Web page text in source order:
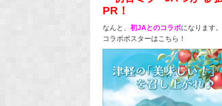
PR！
なんと、 初JAとのコラボになります。
コラボポスターはこちら！